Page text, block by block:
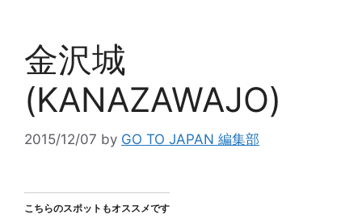
金沢城
(KANAZAWAJO)
2015/12/07 by GO TO JAPAN 編集部
こちらのスポットもオススメです